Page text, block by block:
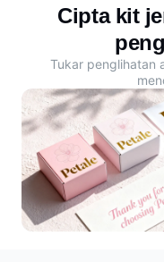
Cipta kit
Tukar penglihatan